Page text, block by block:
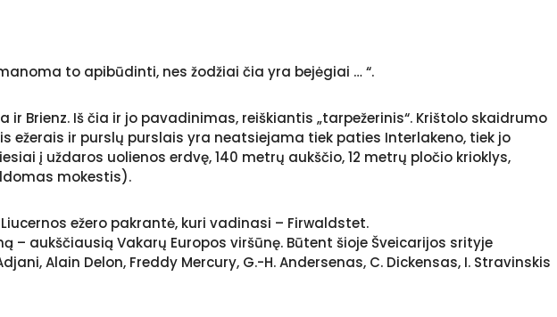
to apibūdinti, nes žodžiai čia yra bejėgiai … “.
Brienz. Iš čia ir jo pavadinimas, reiškiantis „tarpežerinis“. Krištolo skaidrumo
ir purslų purslais yra neatsiejama tiek paties Interlakeno, tiek jo
į uždaros uolienos erdvę, 140 metrų aukščio, 12 metrų pločio krioklys,
mokestis).
ežero pakrantė, kuri vadinasi – Firwaldstet.
aukščiausią Vakarų Europos viršūnę. Būtent šioje Šveicarijos srityje
Alain Delon, Freddy Mercury, G.-H. Andersenas, C. Dickensas, I. Stravinskis